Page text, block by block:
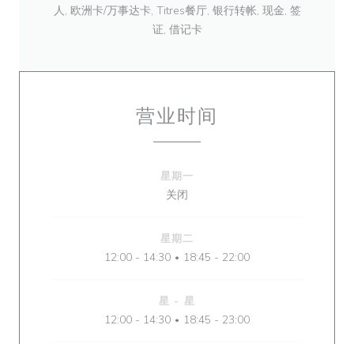
人, 欧洲卡/万事达卡, Titres餐厅, 银行转帐, 现金, 签
证, 借记卡
营业时间
星期一
关闭
星期二
12:00 - 14:30 • 18:45 - 22:00
星 - 星
12:00 - 14:30 • 18:45 - 23:00